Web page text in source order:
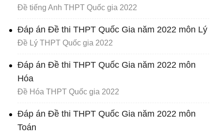
Đề tiếng Anh THPT Quốc gia 2022
Đáp án Đề thi THPT Quốc Gia năm 2022 môn Lý
Đề Lý THPT Quốc gia 2022
Đáp án Đề thi THPT Quốc Gia năm 2022 môn
Hóa
Đề Hóa THPT Quốc gia 2022
Đáp án Đề thi THPT Quốc Gia năm 2022 môn
Toán